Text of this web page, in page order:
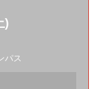
)
パス